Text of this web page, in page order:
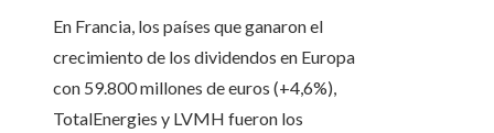
En Francia, los países que ganaron el
crecimiento de los dividendos en Europa
con 59.800 millones de euros (+4,6%),
TotalEnergies y LVMH fueron los